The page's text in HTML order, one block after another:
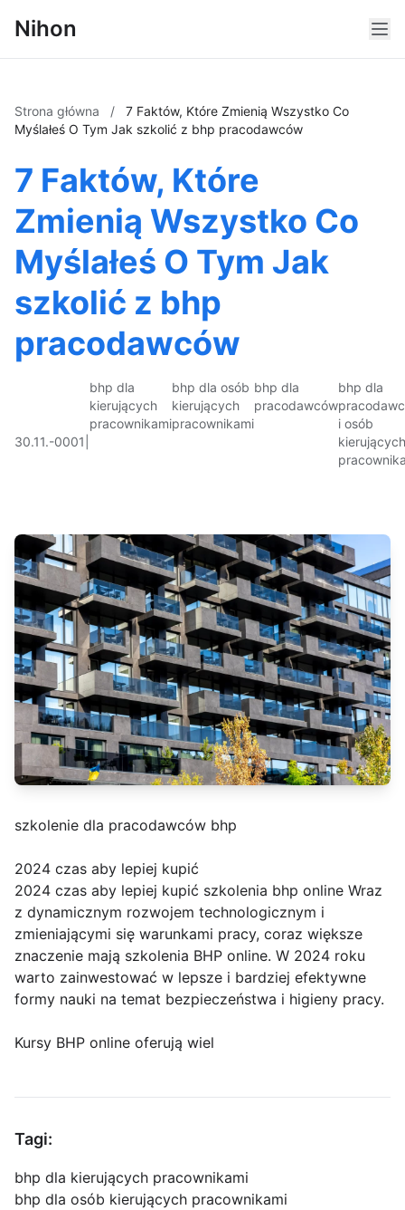
Nihon
Strona główna /
7 Faktów, Które Zmienią Wszystko Co
Myślałeś O Tym Jak szkolić z bhp pracodawców
7 Faktów, Które
Zmienią Wszystko Co
Myślałeś O Tym Jak
szkolić z bhp
pracodawców
30.11.-0001
bhp dla
kierujących
pracownikami
bhp dla osób
kierujących
pracownikami
bhp dla
pracodawców
bhp dla
i osób
kierujących
szkolenie dla pracodawców bhp
2024 czas aby lepiej kupić
2024 czas aby lepiej kupić szkolenia bhp online Wraz
z dynamicznym rozwojem technologicznym i
zmieniającymi się warunkami pracy, coraz większe
znaczenie mają szkolenia BHP online. W 2024 roku
warto zainwestować w lepsze i bardziej efektywne
formy nauki na temat bezpieczeństwa i higieny pracy.
Kursy BHP online oferują wiel
Tagi:
bhp dla kierujących pracownikami
bhp dla osób kierujących pracownikami